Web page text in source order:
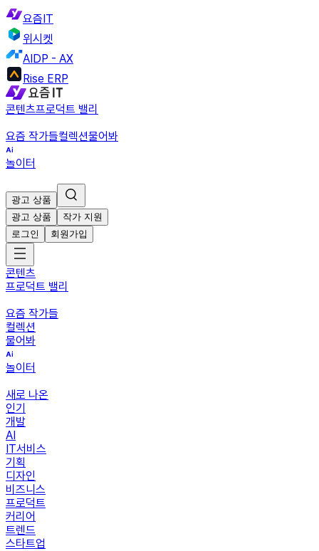
요즘IT
위시켓
AIDP - AX
Rise ERP
콘텐츠프로덕트 밸리
요즘 작가들컬렉션물어봐
놀이터
광고 상품
광고 상품
작가 지원
로그인
회원가입
콘텐츠
프로덕트 밸리
요즘 작가들
컬렉션
물어봐
놀이터
새로 나온
인기
개발
AI
IT서비스
기획
디자인
비즈니스
프로덕트
커리어
트렌드
스타트업